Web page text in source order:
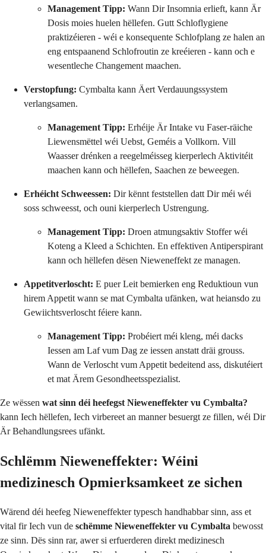
Management Tipp: Wann Dir Insomnia erlieft, kann Är
Dosis moies huelen hëllefen. Gutt Schloflygiene
praktizéieren - wéi e konsequente Schlofplang ze halen an
eng entspaanend Schlofroutin ze kreéieren - kann och e
wesentleche Changement maachen.
Verstopfung: Cymbalta kann Äert Verdauungssystem
verlangsamen.
Management Tipp: Erhéije Är Intake vu Faser-räiche
Liewensmëttel wéi Uebst, Geméis a Vollkorn. Vill
Waasser drénken a reegelméisseg kierperlech Aktivitéit
maachen kann och hëllefen, Saachen ze beweegen.
Erhéicht Schweessen: Dir kënnt feststellen datt Dir méi wéi
soss schweesst, och ouni kierperlech Ustrengung.
Management Tipp: Droen atmungsaktiv Stoffer wéi
Koteng a Kleed a Schichten. En effektiven Antiperspirant
kann och hëllefen dësen Nieweneffekt ze managen.
Appetitverloscht: E puer Leit bemierken eng Reduktioun vun
hirem Appetit wann se mat Cymbalta ufänken, wat heiansdo zu
Gewiichtsverloscht féiere kann.
Management Tipp: Probéiert méi kleng, méi dacks
Iessen am Laf vum Dag ze iessen anstatt dräi grouss.
Wann de Verloscht vum Appetit bedeitend ass, diskutéiert
et mat Ärem Gesondheetsspezialist.
Ze wëssen wat sinn déi heefegst Nieweneffekter vu Cymbalta?
kann Iech hëllefen, Iech virbereet an manner besuergt ze fillen, wéi Dir
Är Behandlungsrees ufänkt.
Schlëmm Nieweneffekter: Wéini
medizinesch Opmierksamkeet ze sichen
Wärend déi heefeg Nieweneffekter typesch handhabbar sinn, ass et
vital fir Iech vun de schëmme Nieweneffekter vu Cymbalta bewosst
ze sinn. Dës sinn rar, awer si erfuerderen direkt medizinesch